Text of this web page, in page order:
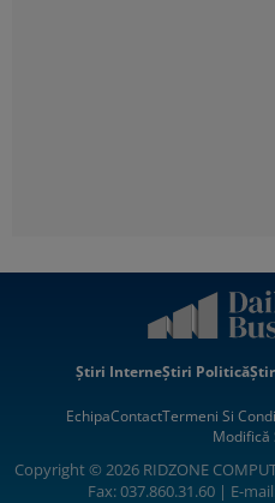
Știri InterneȘtiri Politică
EchipaContactTermeni Si
Modifică
Copyright © 2026 RIDZONE
Fax: 037.860.31.60 | E-